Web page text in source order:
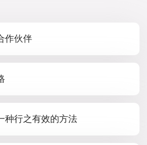
作伙伴
种行之有效的方法